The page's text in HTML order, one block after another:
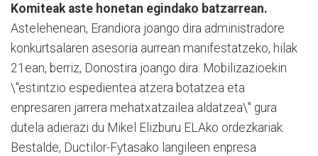
Komiteak aste honetan egindako batzarrean.
Astelehenean, Erandiora joango dira administradore
konkurtsalaren asesoria aurrean manifestatzeko, hilak
21ean, berriz, Donostira joango dira. Mobilizazioekin
\"estintzio espedientea atzera botatzea eta
enpresaren jarrera mehatxatzailea aldatzea\" gura
dutela adierazi du Mikel Elizburu ELAko ordezkariak.
Bestalde, Ductilor-Fytasako langileen enpresa